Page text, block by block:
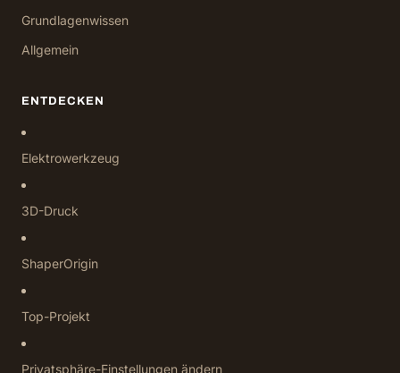
Grundlagenwissen
Allgemein
ENTDECKEN
Elektrowerkzeug
3D-Druck
ShaperOrigin
Top-Projekt
Privatsphäre-Einstellungen ändern